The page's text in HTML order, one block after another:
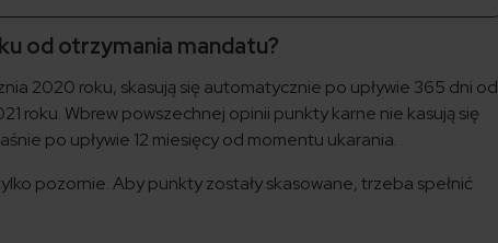
od otrzymania mandatu?
2020 roku, skasują się automatycznie po upływie 365 dni od
roku. Wbrew powszechnej opinii punkty karne nie kasują się
po upływie 12 miesięcy od momentu ukarania.
pozornie. Aby punkty zostały skasowane, trzeba spełnić